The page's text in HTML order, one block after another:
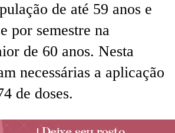
de até 59 anos e
por semestre na
de 60 anos. Nesta
necessárias a aplicação
de doses.